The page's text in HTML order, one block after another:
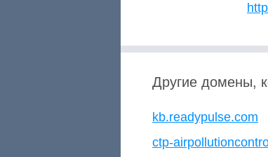
Другие домены,
kb.readypulse.com
ctp-